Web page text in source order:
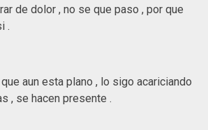
de dolor , no se que paso , por que
.
aun esta plano , lo sigo acariciando
, se hacen presente .